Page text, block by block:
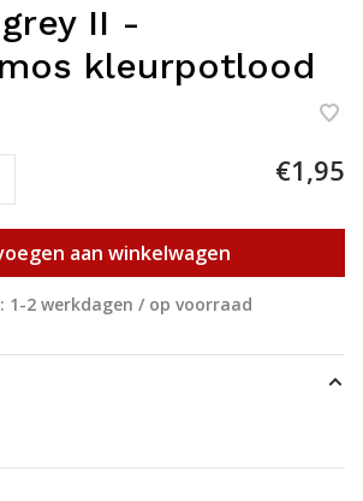
II -
kleurpotlood
€1,95
aan winkelwagen
1-2 werkdagen / op voorraad